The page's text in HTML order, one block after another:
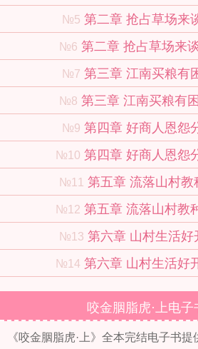
№5 第二章 抢占草场来
№6 第二章 抢占草场来谈
№7 第三章 江南买粮有
№8 第三章 江南买粮有困
№9 第四章 好商人恩怨
№10 第四章 好商人恩怨
№11 第五章 流落山村教
№12 第五章 流落山村教
№13 第六章 山村生活好
№14 第六章 山村生活好
咬金胭脂虎·上电子
《咬金胭脂虎·上》全本完结电子书